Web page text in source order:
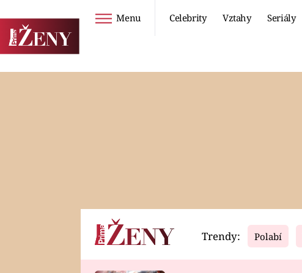
Menu Celebrity Vztahy Seriály
Horoskopy Video
Trendy: Polabí